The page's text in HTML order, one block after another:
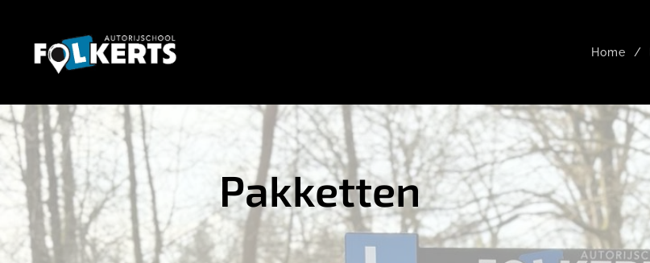
Home
Pakketten